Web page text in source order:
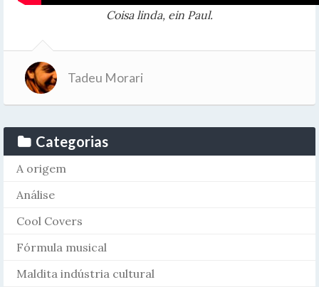
Coisa linda, ein Paul.
Tadeu Morari
Categorias
A origem
Análise
Cool Covers
Fórmula musical
Maldita indústria cultural